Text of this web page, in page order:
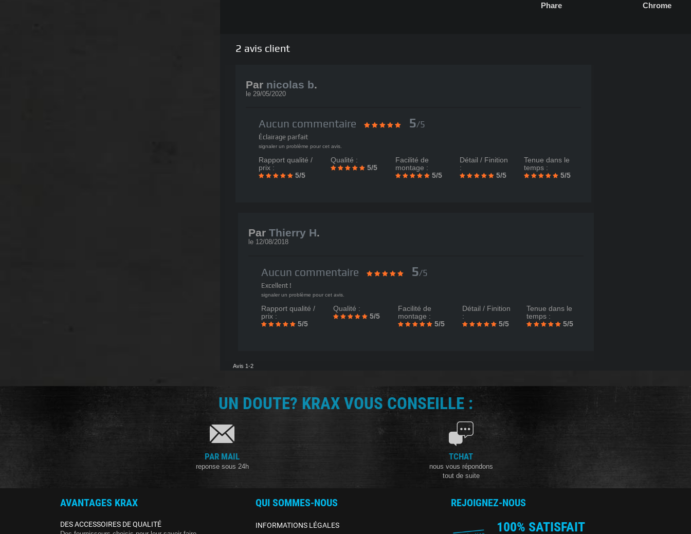
Phare
Chrome
2 avis client
Par nicolas b.
le 29/05/2020
Aucun commentaire 5/5
Éclairage parfait
signaler un problème pour cet avis.
Rapport qualité /
prix :
5/5
Qualité :
5/5
Facilité de
montage :
5/5
Détail / Finition
:
5/5
Tenue dans le
temps :
5/5
Par Thierry H.
le 12/08/2018
Aucun commentaire 5/5
Excellent !
signaler un problème pour cet avis.
Rapport qualité /
prix :
5/5
Qualité :
5/5
Facilité de
montage :
5/5
Détail / Finition
:
5/5
Tenue dans le
temps :
5/5
Avis 1-2
UN DOUTE? KRAX VOUS CONSEILLE :
PAR MAIL
reponse sous 24h
TCHAT
nous vous répondons
tout de suite
AVANTAGES KRAX
DES ACCESSOIRES DE QUALITÉ
QUI SOMMES-NOUS
INFORMATIONS LÉGALES
REJOIGNEZ-NOUS
100% SATISFAIT